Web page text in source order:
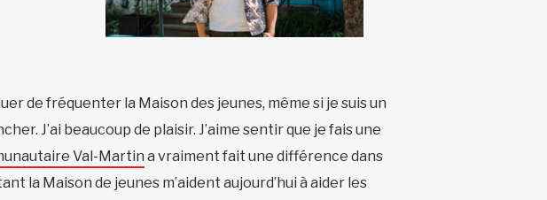
de fréquenter la Maison des jeunes, même si je suis un
J’ai beaucoup de plaisir. J’aime sentir que je fais une
Val-Martin a vraiment fait une différence dans
la Maison de jeunes m’aident aujourd’hui à aider les